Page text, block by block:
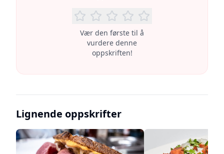
Vær den første til å
vurdere denne
oppskriften!
Lignende oppskrifter